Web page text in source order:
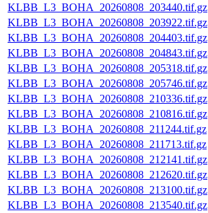
KLBB_L3_BOHA_20260808_203440.tif.gz
KLBB_L3_BOHA_20260808_203922.tif.gz
KLBB_L3_BOHA_20260808_204403.tif.gz
KLBB_L3_BOHA_20260808_204843.tif.gz
KLBB_L3_BOHA_20260808_205318.tif.gz
KLBB_L3_BOHA_20260808_205746.tif.gz
KLBB_L3_BOHA_20260808_210336.tif.gz
KLBB_L3_BOHA_20260808_210816.tif.gz
KLBB_L3_BOHA_20260808_211244.tif.gz
KLBB_L3_BOHA_20260808_211713.tif.gz
KLBB_L3_BOHA_20260808_212141.tif.gz
KLBB_L3_BOHA_20260808_212620.tif.gz
KLBB_L3_BOHA_20260808_213100.tif.gz
KLBB_L3_BOHA_20260808_213540.tif.gz